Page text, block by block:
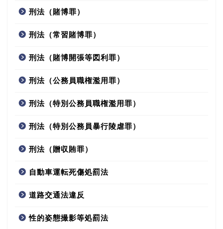
刑法（賭博罪）
刑法（常習賭博罪）
刑法（賭博開張等図利罪）
刑法（公務員職権濫用罪）
刑法（特別公務員職権濫用罪）
刑法（特別公務員暴行陵虐罪）
刑法（贈収賄罪）
自動車運転死傷処罰法
道路交通法違反
性的姿態撮影等処罰法